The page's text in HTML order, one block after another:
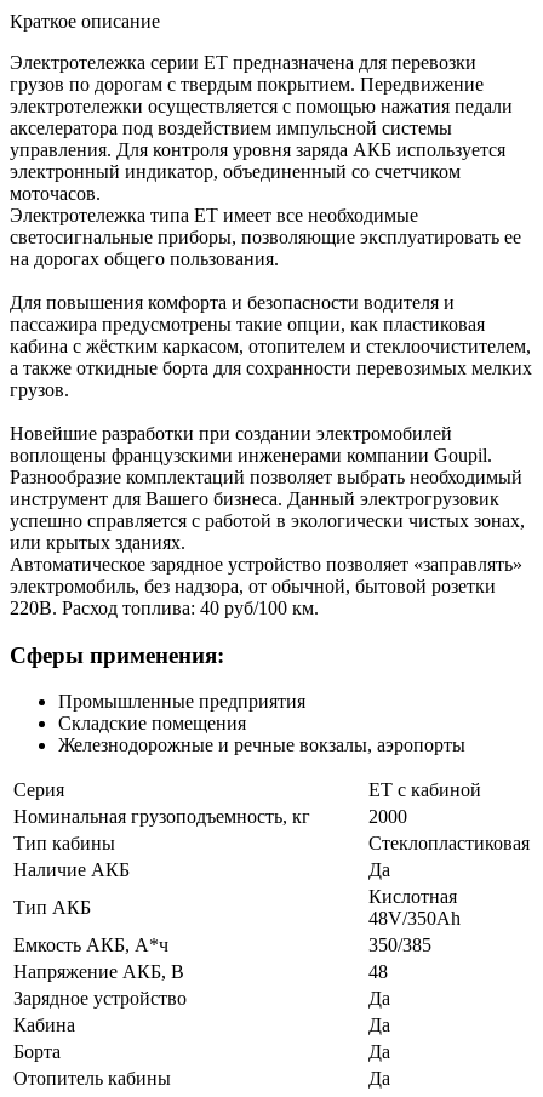
Краткое описание
Электротележка серии ЕТ предназначена для перевозки
грузов по дорогам с твердым покрытием. Передвижение
электротележки осуществляется с помощью нажатия педали
акселератора под воздействием импульсной системы
управления. Для контроля уровня заряда АКБ используется
электронный индикатор, объединенный со счетчиком
моточасов.
Электротележка типа ЕТ имеет все необходимые
светосигнальные приборы, позволяющие эксплуатировать ее
на дорогах общего пользования.
Для повышения комфорта и безопасности водителя и
пассажира предусмотрены такие опции, как пластиковая
кабина с жёстким каркасом, отопителем и стеклоочистителем,
а также откидные борта для сохранности перевозимых мелких
грузов.
Новейшие разработки при создании электромобилей
воплощены французскими инженерами компании Goupil.
Разнообразие комплектаций позволяет выбрать необходимый
инструмент для Вашего бизнеса. Данный электрогрузовик
успешно справляется с работой в экологически чистых зонах,
или крытых зданиях.
Автоматическое зарядное устройство позволяет «заправлять»
электромобиль, без надзора, от обычной, бытовой розетки
220В. Расход топлива: 40 руб/100 км.
Сферы применения:
Промышленные предприятия
Складские помещения
Железнодорожные и речные вокзалы, аэропорты
Серия
ЕТ с кабиной
Номинальная грузоподъемность, кг
2000
Тип кабины
Стеклопластиковая
Наличие АКБ
Да
Тип АКБ
Кислотная
48V/350Ah
Емкость АКБ, А*ч
350/385
Напряжение АКБ, В
48
Зарядное устройство
Да
Кабина
Да
Борта
Да
Отопитель кабины
Да